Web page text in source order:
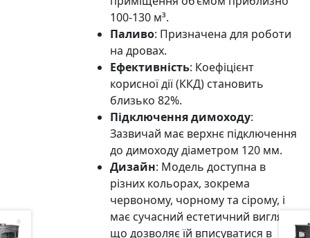
100-130 м³.
Паливо: Призначена для роботи
на дровах.
Ефективність: Коефіцієнт
корисної дії (ККД) становить
близько 82%.
Підключення димоходу:
Зазвичай має верхнє підключення
до димоходу діаметром 120 мм.
Дизайн: Модель доступна в
різних кольорах, зокрема
червоному, чорному та сірому, і
має сучасний естетичний вигляд,
що дозволяє їй вписуватися в